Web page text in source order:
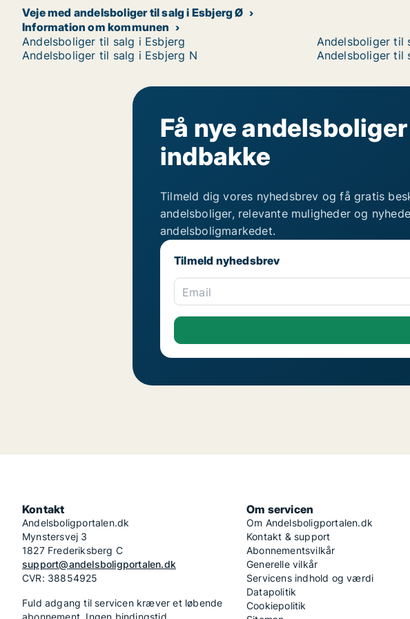
Veje med andelsboliger til salg i Esbjerg Ø
Information om kommunen
Andelsboliger til salg i Esbjerg
Andelsboliger til
Andelsboliger til salg i Esbjerg N
Andelsboliger til
Få nye
indbakke
Tilmeld dig vores nyhedsbrev og få gratis
andelsboliger, relevante muligheder og
andelsboligmarkedet.
Tilmeld nyhedsbrev
Email
Kontakt
Andelsboligportalen.dk
Mynstersvej 3
1827 Frederiksberg C
support@andelsboligportalen.dk
CVR: 38854925
Fuld adgang til servicen kræver et løbende
abonnement. Ingen bindingstid.
Om servicen
Om Andelsboligportalen.dk
Kontakt & support
Abonnementsvilkår
Generelle vilkår
Servicens indhold og værdi
Datapolitik
Cookiepolitik